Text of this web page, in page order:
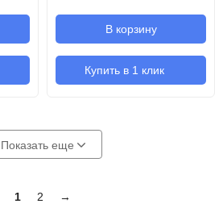
В корзину
Купить в 1 клик
Показать еще
1 2 →